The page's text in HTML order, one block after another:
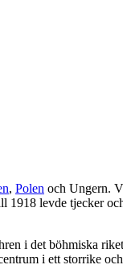
, Polen och Ungern.
1918 levde tjecker
i det böhmiska
i ett storrike